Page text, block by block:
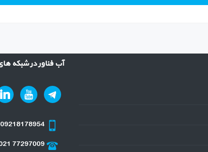
آب فناور در شبکه
09218178954
77297009